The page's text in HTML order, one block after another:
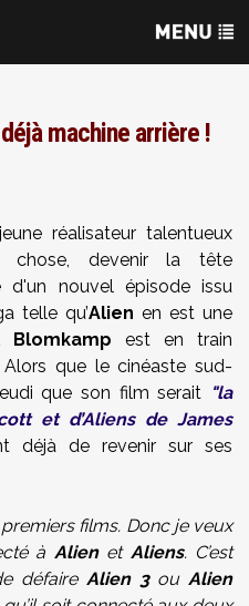
machine arrière !
réalisateur talentueux
chose, devenir la tête
d'un nouvel épisode issu
telle qu’Alien en est une
Blomkamp est en train
que le cinéaste sud-
que son film serait "la
et d’Aliens de James
déjà de revenir sur ses
films. Donc je veux
à Alienet Aliens. C’est
défaire Alien 3ouAlien